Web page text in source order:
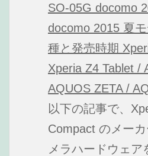
SO-05G docomo
docomo 2015 夏
種と発売時期
Xperia Z4 Tablet /
AQUOS ZETA /
以下の記事で、
Compact のメー
メラハードウェア